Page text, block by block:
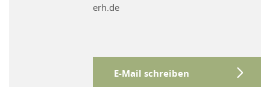
erh.de
E-Mail schreiben